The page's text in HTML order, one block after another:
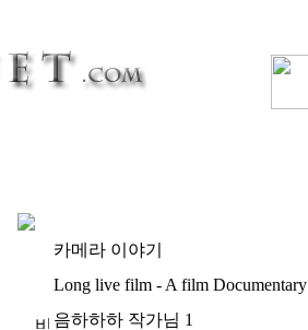
카메라 이야기
Long live film - A film Documentary
음하하하 작가님 1